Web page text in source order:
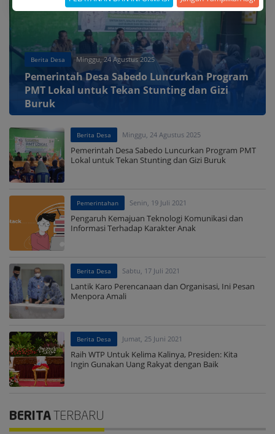
Berita Desa Minggu, 24 Agustus 2025
Pemerintah Desa Sabedo Luncurkan Program
PMT Lokal untuk Tekan Stunting dan Gizi
Buruk
Berita Desa Minggu, 24 Agustus 2025
Pemerintah Desa Sabedo Luncurkan Program PMT
Lokal untuk Tekan Stunting dan Gizi Buruk
Pemerintahan Senin, 19 Juli 2021
Pengaruh Kemajuan Teknologi Komunikasi dan
Informasi Terhadap Karakter Anak
Berita Desa Sabtu, 17 Juli 2021
Lantik Karo Perencanaan dan Organisasi, Ini Pesan
Menpora Amali
Berita Desa Jumat, 25 Juni 2021
Raih WTP Untuk Kelima Kalinya, Presiden: Kita
Ingin Gunakan Uang Rakyat dengan Baik
BERITA TERBARU